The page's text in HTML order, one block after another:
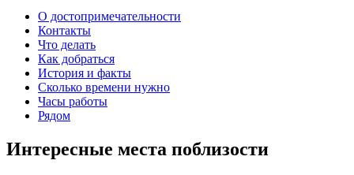
О достопримечательности
Контакты
Что делать
Как добраться
История и факты
Сколько времени нужно
Часы работы
Рядом
Интересные места поблизости